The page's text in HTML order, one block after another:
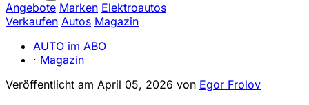
Angebote Marken Elektroautos
Verkaufen Autos Magazin
AUTO im ABO
· Magazin
Veröffentlicht am April 05, 2026 von Egor Frolov